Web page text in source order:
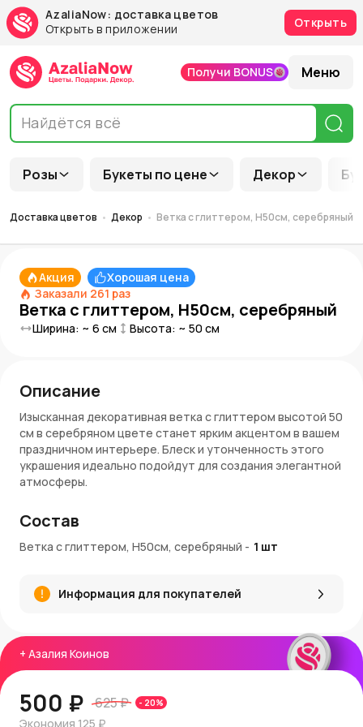
AzaliaNow: доставка цветов
Открыть в приложении
Открыть
Розы Букеты по цене Декор
Получи BONUS Меню
Доставка цветов Декор Ветка с глиттером, H50см, серебряный
Акция
Хорошая цена
Заказали 261 раз
Ветка с глиттером, H50см, серебряный
Ширина: ~ 6 см Высота: ~ 50 см
+ Азалия Коинов
500 ₽ 625 ₽ - 20%
Экономия 125 ₽
Описание
Изысканная декоративная ветка с глиттером высотой 50
см в серебряном цвете станет ярким акцентом в вашем
праздничном интерьере. Блеск и утонченность этого
украшения идеально подойдут для создания элегантной
атмосферы.
Цвет: Серебряный с блестящим покрытием.
глиттером.
Назначение: Для праздничного декора и оформления
Преимущества:
Элегантный блеск: Придает изделию изысканность.
декора.
Легкость использования
Состав
Ветка с глиттером, H50см, серебряный - 1 шт
Информация для покупателей